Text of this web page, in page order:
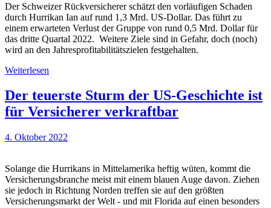
Der Schweizer Rückversicherer schätzt den vorläufigen Schaden
durch Hurrikan Ian auf rund 1,3 Mrd. US-Dollar. Das führt zu
einem erwarteten Verlust der Gruppe von rund 0,5 Mrd. Dollar für
das dritte Quartal 2022. Weitere Ziele sind in Gefahr, doch (noch)
wird an den Jahresprofitabilitätszielen festgehalten.
Weiterlesen
Der teuerste Sturm der US-Geschichte ist
für Versicherer verkraftbar
4. Oktober 2022
Solange die Hurrikans in Mittelamerika heftig wüten, kommt die
Versicherungsbranche meist mit einem blauen Auge davon. Ziehen
sie jedoch in Richtung Norden treffen sie auf den größten
Versicherungsmarkt der Welt - und mit Florida auf einen besonders